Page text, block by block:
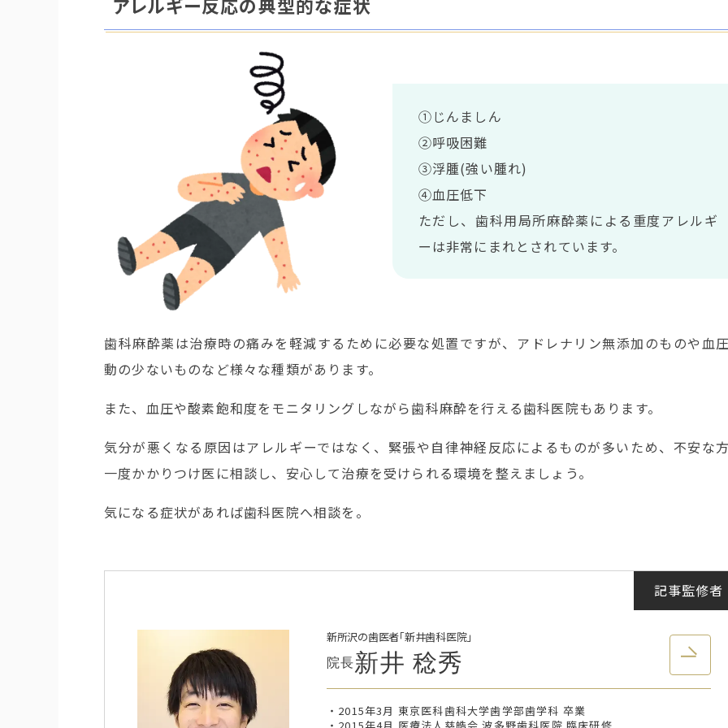
①じんましん
②呼吸困難
③浮腫(強い腫れ)
④血圧低下
ただし、歯科用局所麻酔薬による重度アレルギ
ーは非常にまれとされています。
歯科麻酔薬は治療時の痛みを軽減するために必要な処置ですが、アドレナリン無添加のものや血
動の少ないものなど様々な種類があります。
また、血圧や酸素飽和度をモニタリングしながら歯科麻酔を行える歯科医院もあります。
気分が悪くなる原因はアレルギーではなく、緊張や自律神経反応によるものが多いため、不安な
一度かかりつけ医に相談し、安心して治療を受けられる環境を整えましょう。
気になる症状があれば歯科医院へ相談を。
新所沢の歯医者「新井歯科医院」
院長新井 稔秀
2015年3月 東京医科歯科大学歯学部歯学科 卒業